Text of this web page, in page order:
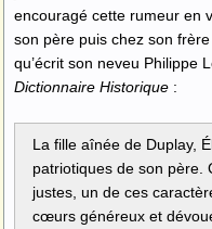
encouragé cette rumeur en
son père puis chez son
qu’écrit son neveu Philippe
Dictionnaire Historique:
La fille aînée de Duplay,
patriotiques de son père.
justes, un de ces
cœurs généreux et